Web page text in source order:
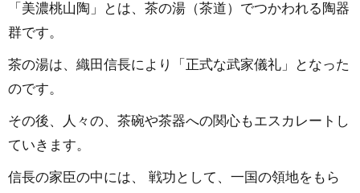
「美濃桃山陶」とは、茶の湯（茶道）でつかわれる陶器
群です。
茶の湯は、織田信長により「正式な武家儀礼」となった
のです。
その後、人々の、茶碗や茶器への関心もエスカレートし
ていきます。
信長の家臣の中には、 戦功として、一国の領地をもら